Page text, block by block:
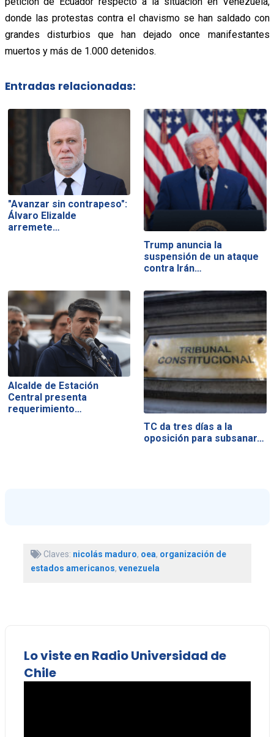
donde las protestas contra el chavismo se han saldado con
grandes disturbios que han dejado once manifestantes
muertos y más de 1.000 detenidos.
Entradas relacionadas:
"Avanzar sin contrapeso":
Álvaro Elizalde
arremete…
Trump anuncia la
suspensión de un ataque
contra Irán…
Alcalde de Estación
Central presenta
requerimiento…
TC da tres días a la
oposición para subsanar…
Claves: nicolás maduro, oea, organización de
estados americanos, venezuela
Lo viste en Radio Universidad de
Chile